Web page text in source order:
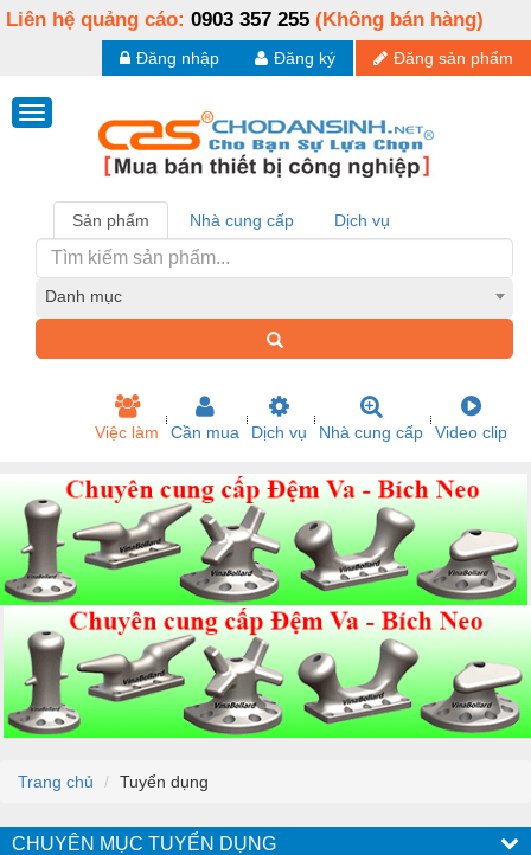
Liên hệ quảng cáo: 0903 357 255 (Không bán hàng)
Đăng sản phẩm
Đăng ký
Đăng nhập
Sản phẩm Nhà cung cấp Dịch vụ
Danh mục
Việc làm Cần mua Dịch vụ Nhà cung cấp Video clip
Trang chủ Tuyển dụng
CHUYÊN MỤC TUYỂN DỤNG